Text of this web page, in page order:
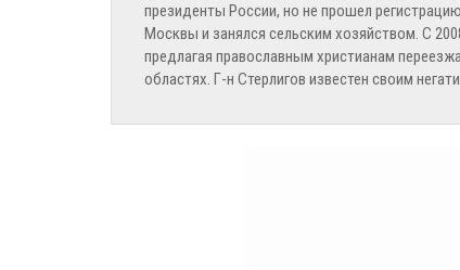
президенты России, но не прошел
Москвы и занялся сельским хозяйством. С
предлагая православным христианам
областях. Г-н Стерлигов известен своим